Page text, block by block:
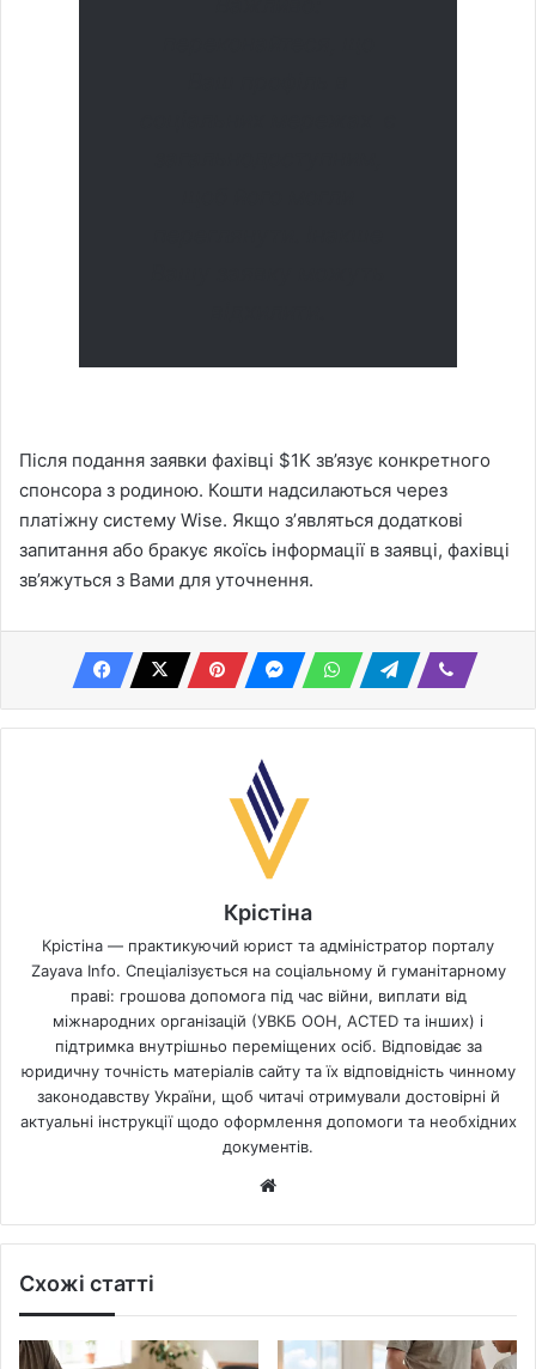
Пiсля подання заявки фахівці $1K зв’язує конкретного
спонсора з родиною. Кошти надсилаються через
платiжну систему Wise. Якщо зʼявляться додатковi
запитання або бракує якоїсь інформацiї в заявцi, фахівці
зв’яжуться з Вами для уточнення.
Крістіна
Крістіна — практикуючий юрист та адміністратор порталу
Zayava Info. Спеціалізується на соціальному й гуманітарному
праві: грошова допомога під час війни, виплати від
міжнародних організацій (УВКБ ООН, ACTED та інших) і
підтримка внутрішньо переміщених осіб. Відповідає за
юридичну точність матеріалів сайту та їх відповідність чинному
законодавству України, щоб читачі отримували достовірні й
актуальні інструкції щодо оформлення допомоги та необхідних
документів.
Схожі статті